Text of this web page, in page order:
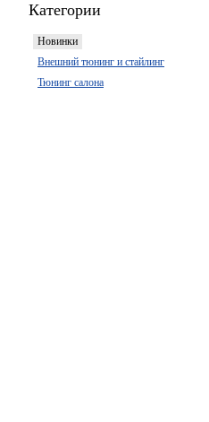
Категории
Новинки
Внешний тюнинг и стайлинг
Тюнинг салона